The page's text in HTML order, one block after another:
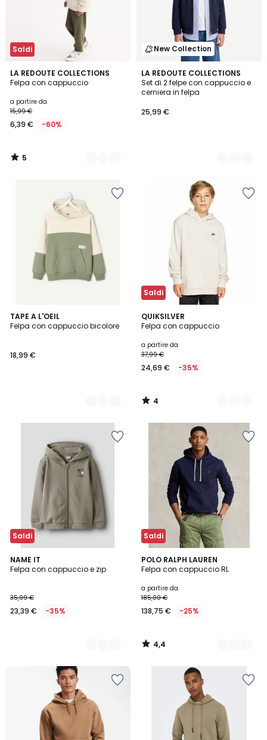
Saldi
LA REDOUTE COLLECTIONS
Felpa con cappuccio
Prezzo
a
partire
6,39
€
applicato.
a partire da
15,99 €
6,39 € -60%
5
/
5
Colori
5
/
New Collection
LA REDOUTE COLLECTIONS
Set di 2 felpe con cappuccio e
cerniera in felpa
25,99 €
2
Colori
TAPE A L'OEIL
Felpa con cappuccio bicolore
18,99 €
2
Colori
Saldi
QUIKSILVER
Felpa con cappuccio
a partire da
37,99 €
24,69 € -35%
4
/
2
Colori
4
/
Saldi
NAME IT
Felpa con cappuccio e zip
35,99 €
23,39 € -35%
2
Colori
Saldi
POLO RALPH LAUREN
Felpa con cappuccio RL
a partire da
185,00 €
138,75 € -25%
4,4
/ 5
5
Colori
4,4
/